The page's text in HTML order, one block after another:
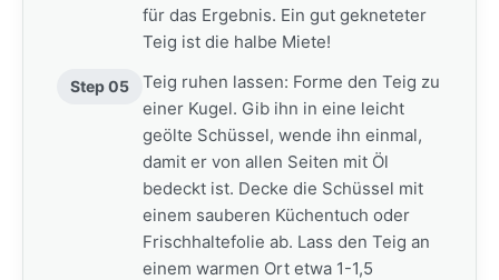
für das Ergebnis. Ein gut gekneteter
Teig ist die halbe Miete!
Step 05
Teig ruhen lassen: Forme den Teig zu
einer Kugel. Gib ihn in eine leicht
geölte Schüssel, wende ihn einmal,
damit er von allen Seiten mit Öl
bedeckt ist. Decke die Schüssel mit
einem sauberen Küchentuch oder
Frischhaltefolie ab. Lass den Teig an
einem warmen Ort etwa 1-1,5